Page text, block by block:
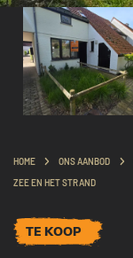
HOME ONS AANBOD
ZEE EN HET STRAND
TE KOOP